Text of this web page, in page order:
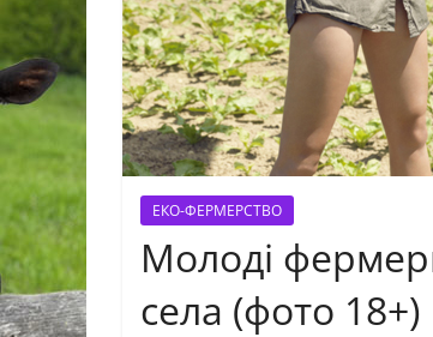
ЕКО-ФЕРМЕРСТВО
Молоді
села (фото 18+)